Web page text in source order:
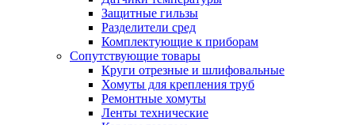
Защитные гильзы
Разделители сред
Комплектующие к приборам
Сопутствующие товары
Круги отрезные и шлифовальные
Хомуты для крепления труб
Ремонтные хомуты
Ленты технические